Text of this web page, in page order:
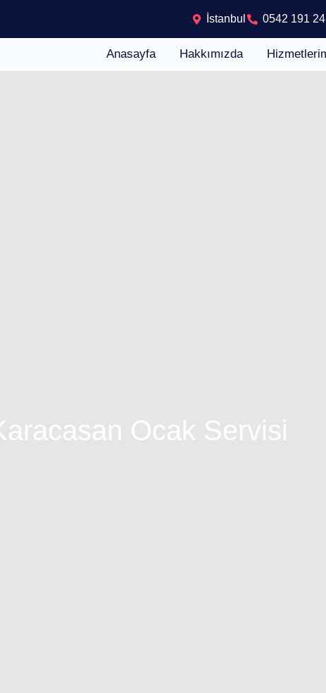
İstanbul 0542 191
Anasayfa Hakkımızda
Ocak Servisi